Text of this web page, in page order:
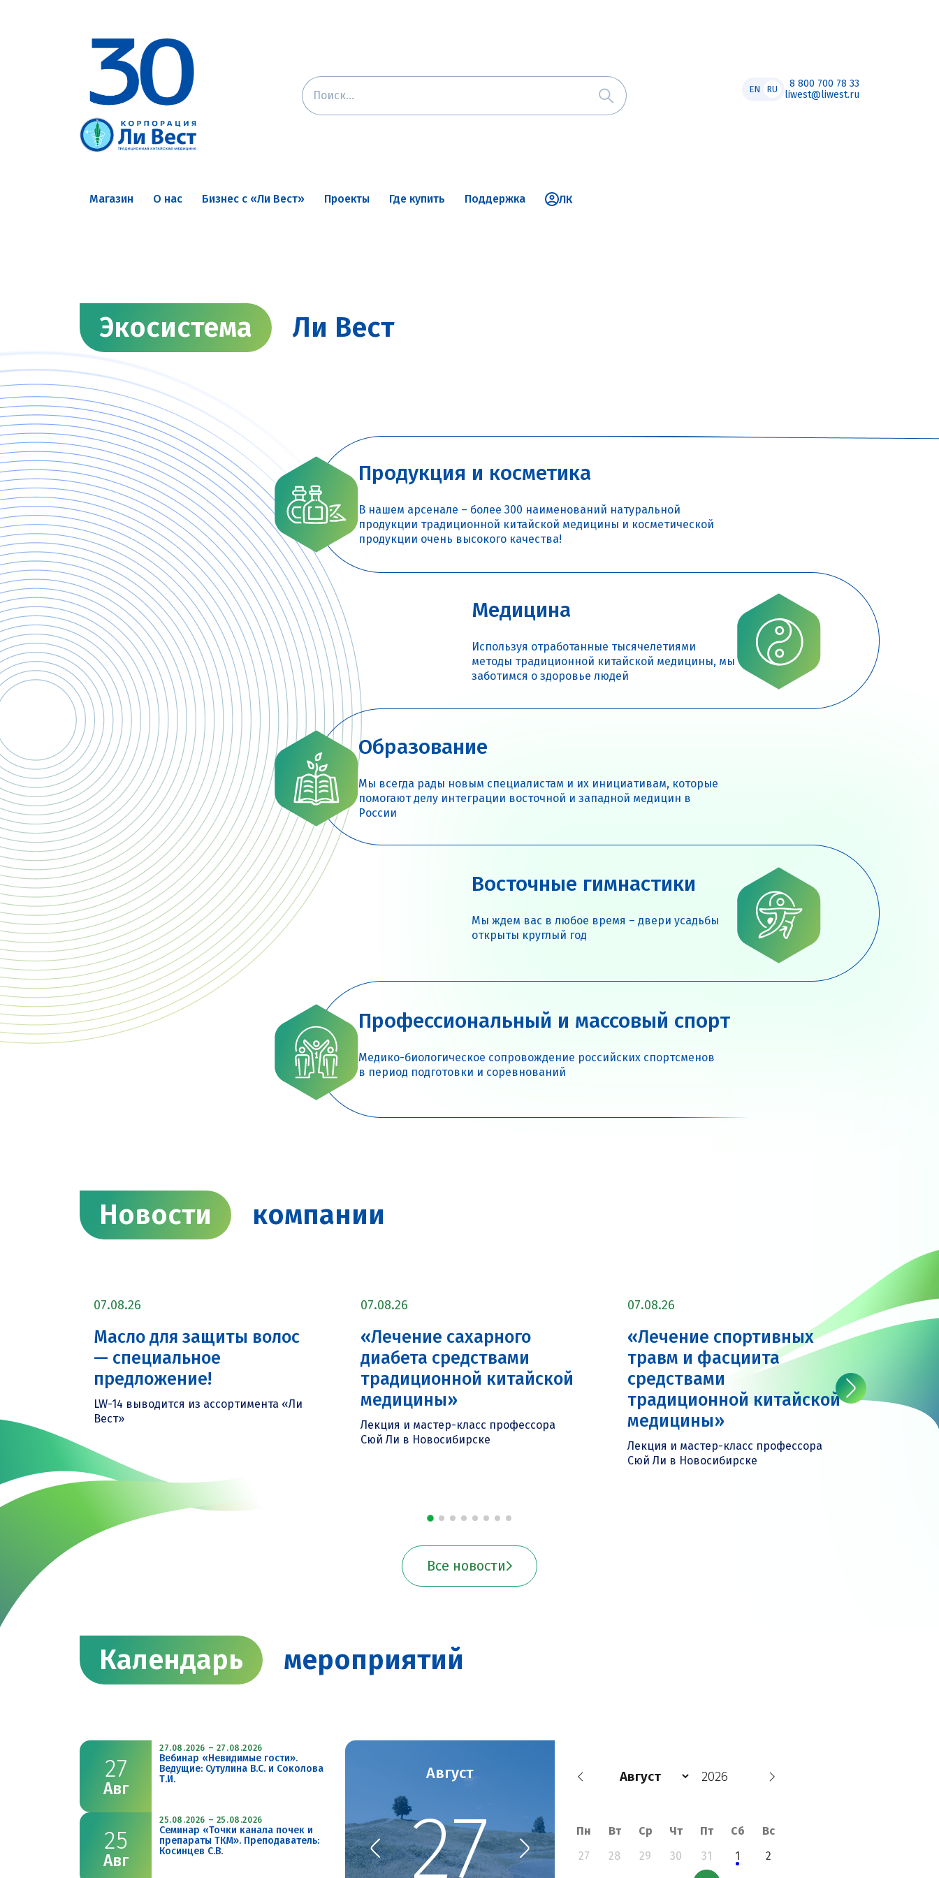
EN RU
8 800 700 78 33
liwest@liwest.ru
Магазин О нас Бизнес с «Ли Вест» Проекты Где купить Поддержка ЛК
Экосистема Ли Вест
Продукция и косметика
В нашем арсенале – более 300 наименований натуральной
продукции традиционной китайской медицины и косметической
продукции очень высокого качества!
Медицина
Используя отработанные тысячелетиями
методы традиционной китайской медицины, мы
заботимся о здоровье людей
Образование
Мы всегда рады новым специалистам и их инициативам, которые
помогают делу интеграции восточной и западной медицин в
России
Восточные гимнастики
Мы ждем вас в любое время – двери усадьбы
открыты круглый год
Профессиональный и массовый спорт
Медико-биологическое сопровождение российских спортсменов
в период подготовки и соревнований
Новости компании
07.08.26
Масло для защиты волос
— специальное
предложение!
LW-14 выводится из ассортимента «Ли
Вест»
07.08.26
«Лечение сахарного
диабета средствами
традиционной китайской
медицины»
Лекция и мастер-класс профессора
Сюй Ли в Новосибирске
07.08.26
«Лечение спортивных
травм и фасциита
средствами
традиционной китайской
медицины»
Лекция и мастер-класс профессора
Сюй Ли в Новосибирске
ТКМ:
Все новости
Календарь мероприятий
27
Авг
27.08.2026 – 27.08.2026
Вебинар «Невидимые гости».
Ведущие: Сутулина В.С. и Соколова
Т.И.
25
Авг
25.08.2026 – 25.08.2026
Семинар «Точки канала почек и
препараты ТКМ». Преподаватель:
Косинцев С.В.
Август
18
Август
27
Август
25
Пн Вт Ср Чт Пт Сб
Вс
27
28 29 30 31 1 2